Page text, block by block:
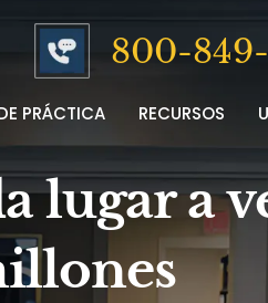
800-
PRÁCTICA RECURSOS
lugar a